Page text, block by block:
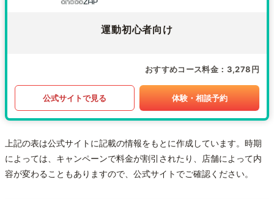
運動初心者向け
おすすめコース料金 3,278円
公式サイトで見る 体験・相談予約
上記の表は公式サイトに記載の情報をもとに作成しています。時期
によっては、キャンペーンで料金が割引されたり、店舗によって内
容が変わることもありますので、公式サイトでご確認ください。